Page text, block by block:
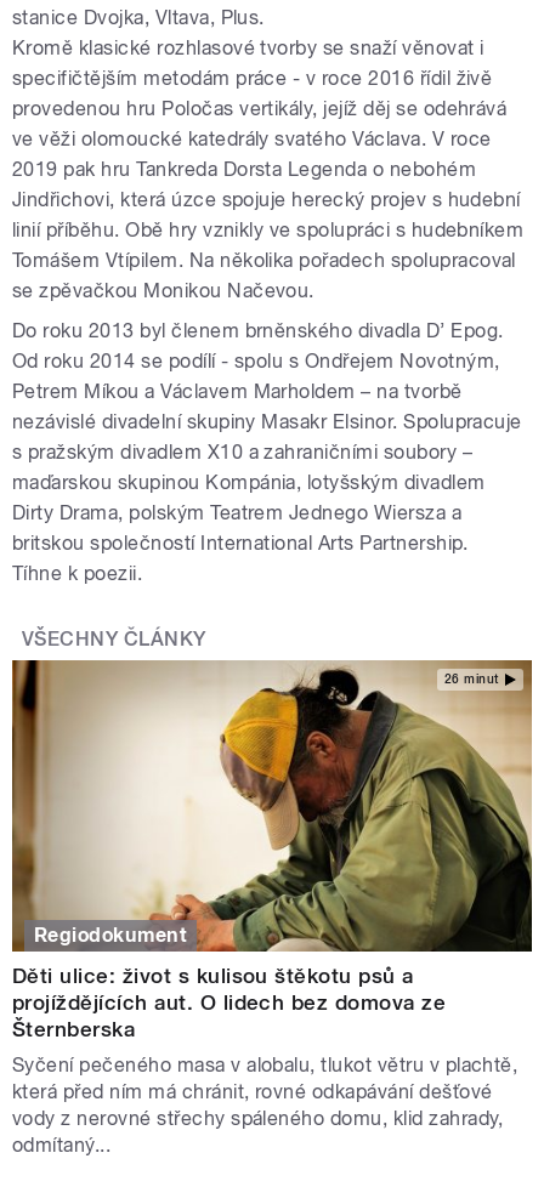
stanice Dvojka, Vltava, Plus.
Kromě klasické rozhlasové tvorby se snaží věnovat i
specifičtějším metodám práce - v roce 2016 řídil živě
provedenou hru Poločas vertikály, jejíž děj se odehrává
ve věži olomoucké katedrály svatého Václava. V roce
2019 pak hru Tankreda Dorsta Legenda o nebohém
Jindřichovi, která úzce spojuje herecký projev s hudební
linií příběhu. Obě hry vznikly ve spolupráci s hudebníkem
Tomášem Vtípilem. Na několika pořadech spolupracoval
se zpěvačkou Monikou Načevou.
Do roku 2013 byl členem brněnského divadla D’ Epog.
Od roku 2014 se podílí - spolu s Ondřejem Novotným,
Petrem Míkou a Václavem Marholdem – na tvorbě
nezávislé divadelní skupiny Masakr Elsinor. Spolupracuje
s pražským divadlem X10 a zahraničními soubory –
maďarskou skupinou Kompánia, lotyšským divadlem
Dirty Drama, polským Teatrem Jednego Wiersza a
britskou společností International Arts Partnership.
Tíhne k poezii.
VŠECHNY ČLÁNKY
26 minut
Regiodokument
Děti ulice: život s kulisou štěkotu psů a
projíždějících aut. O lidech bez domova ze
Šternberska
Syčení pečeného masa v alobalu, tlukot větru v plachtě,
která před ním má chránit, rovné odkapávání dešťové
vody z nerovné střechy spáleného domu, klid zahrady,
odmítaný...